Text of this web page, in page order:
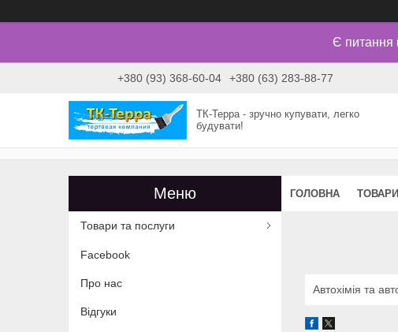
Є питання
+380 (93) 368-60-04 +380 (63) 283-88-77
ТК-Терра - зручно купувати, легко
будувати!
ГОЛОВНА
Автохімія та
Товари та послуги
Facebook
Про нас
Відгуки